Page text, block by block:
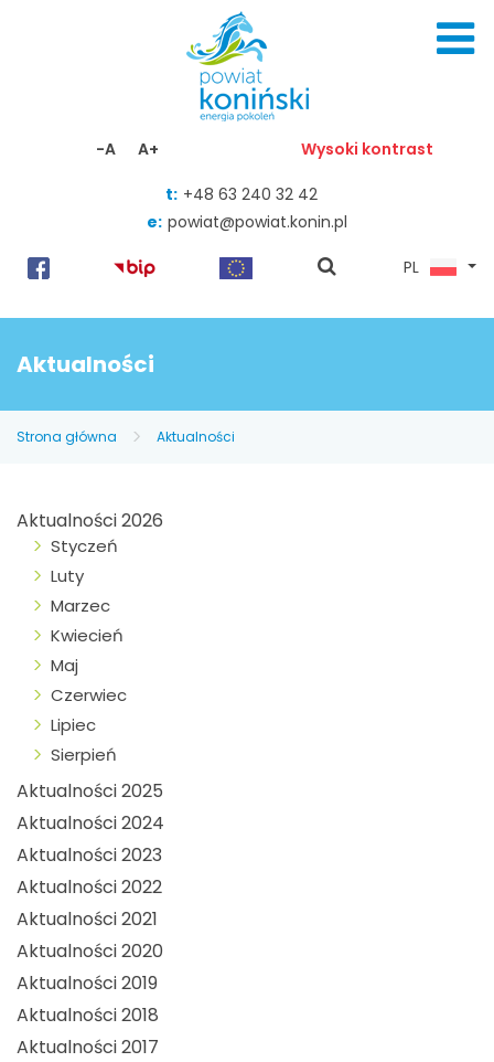
-A A+ Wysoki kontrast
t: +48 63 240 32 42
e: powiat@powiat.konin.pl
pokaż
PL
Aktualności
Strona główna Aktualności
Aktualności 2026
Styczeń
Luty
Marzec
Kwiecień
Maj
Czerwiec
Lipiec
Sierpień
Aktualności 2025
Aktualności 2024
Aktualności 2023
Aktualności 2022
Aktualności 2021
Aktualności 2020
Aktualności 2019
Aktualności 2018
Aktualności 2017